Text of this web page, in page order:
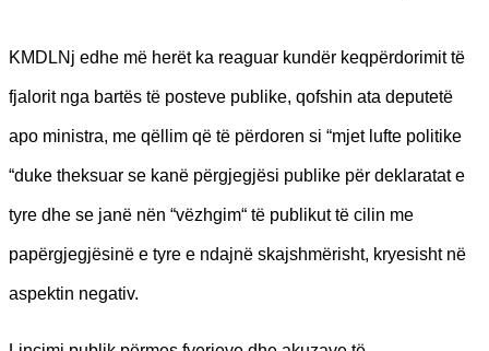
KMDLNj edhe më herët ka reaguar kundër keqpërdorimit të
fjalorit nga bartës të posteve publike, qofshin ata deputetë
apo ministra, me qëllim që të përdoren si “mjet lufte politike
“duke theksuar se kanë përgjegjësi publike për deklaratat e
tyre dhe se janë nën “vëzhgim“ të publikut të cilin me
papërgjegjësinë e tyre e ndajnë skajshmërisht, kryesisht në
aspektin negativ.